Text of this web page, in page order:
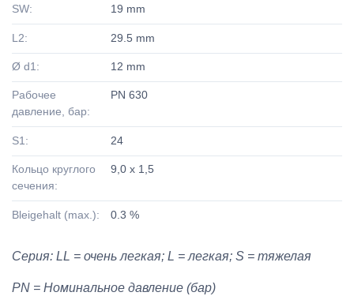
SW: 19 mm
L2: 29.5 mm
Ø d1: 12 mm
Рабочее
давление, бар:
PN 630
S1: 24
Кольцо круглого
сечения:
9,0 x 1,5
Bleigehalt (max.): 0.3 %
Серия: LL = очень легкая; L = легкая; S = тяжелая
PN = Номинальное давление (бар)